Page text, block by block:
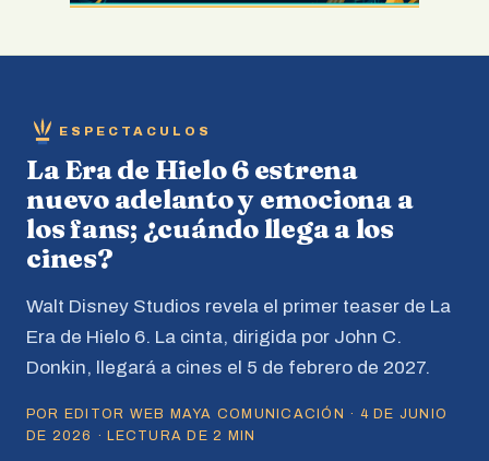
ESPECTACULOS
La Era de Hielo 6 estrena
nuevo adelanto y emociona a
los fans; ¿cuándo llega a los
cines?
Walt Disney Studios revela el primer teaser de La
Era de Hielo 6. La cinta, dirigida por John C.
Donkin, llegará a cines el 5 de febrero de 2027.
POR EDITOR WEB MAYA COMUNICACIÓN · 4 DE JUNIO
DE 2026 · LECTURA DE 2 MIN